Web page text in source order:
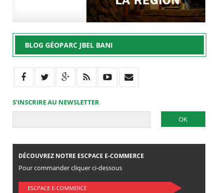
BLOG GÉOPARC JBEL BANI
S’INSCRIRE AU NEWSLETTER
DÉCOUVREZ NOTRE ESCPACE E-COMMERCE
Pour commander cliquer ci-dessous
ESCPACE E-COMMERCE